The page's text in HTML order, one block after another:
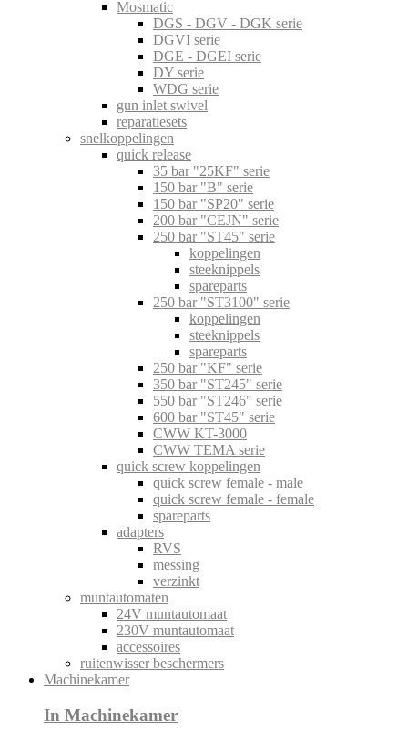
Mosmatic
DGS - DGV - DGK serie
DGVI serie
DGE - DGEI serie
DY serie
WDG serie
gun inlet swivel
reparatiesets
snelkoppelingen
quick release
35 bar "25KF" serie
150 bar "B" serie
150 bar "SP20" serie
200 bar "CEJN" serie
250 bar "ST45" serie
koppelingen
steeknippels
spareparts
250 bar "ST3100" serie
koppelingen
steeknippels
spareparts
250 bar "KF" serie
350 bar "ST245" serie
550 bar "ST246" serie
600 bar "ST45" serie
CWW KT-3000
CWW TEMA serie
quick screw koppelingen
quick screw female - male
quick screw female - female
spareparts
adapters
RVS
messing
verzinkt
muntautomaten
24V muntautomaat
230V muntautomaat
accessoires
ruitenwisser beschermers
Machinekamer
In Machinekamer